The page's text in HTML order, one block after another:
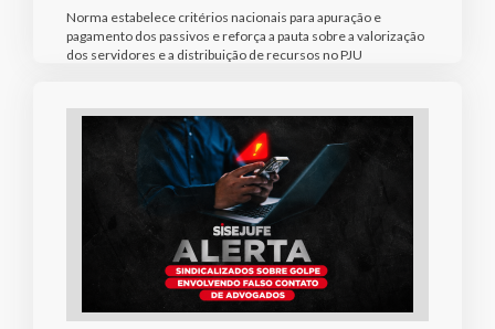
Norma estabelece critérios nacionais para apuração e
pagamento dos passivos e reforça a pauta sobre a valorização
dos servidores e a distribuição de recursos no PJU